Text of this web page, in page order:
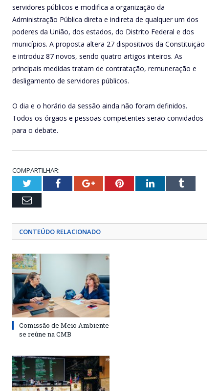
servidores públicos e modifica a organização da
Administração Pública direta e indireta de qualquer um dos
poderes da União, dos estados, do Distrito Federal e dos
municípios. A proposta altera 27 dispositivos da Constituição
e introduz 87 novos, sendo quatro artigos inteiros. As
principais medidas tratam de contratação, remuneração e
desligamento de servidores públicos.
O dia e o horário da sessão ainda não foram definidos.
Todos os órgãos e pessoas competentes serão convidados
para o debate.
COMPARTILHAR:
TwitterFacebookGoogle+PinterestLinkedInTumblr
Email
CONTEÚDO RELACIONADO
Comissão de Meio Ambiente
se reúne na CMB